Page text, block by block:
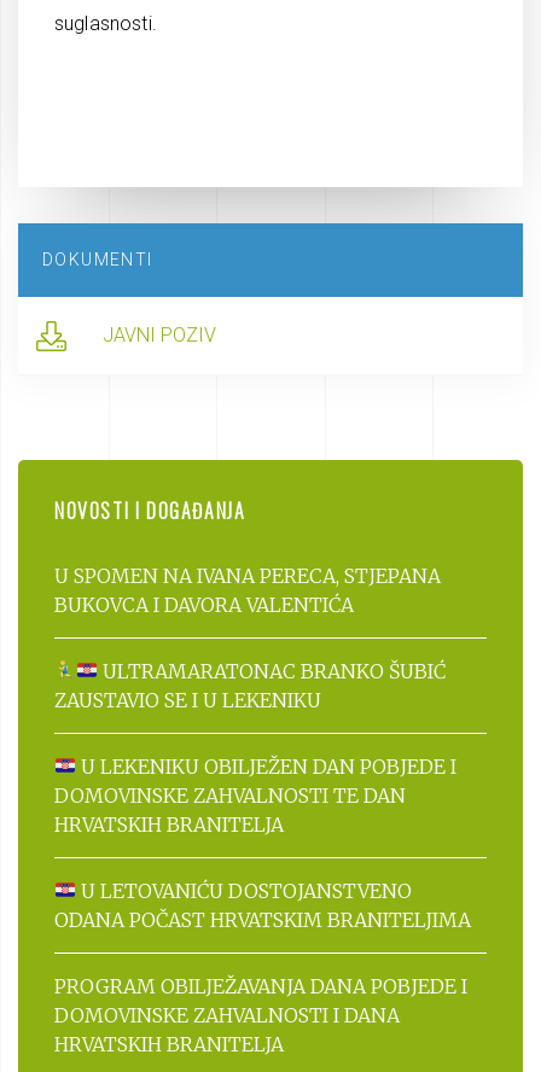
suglasnosti.
DOKUMENTI
JAVNI POZIV
NOVOSTI I DOGAĐANJA
U SPOMEN NA IVANA PERECA, STJEPANA
BUKOVCA I DAVORA VALENTIĆA
ULTRAMARATONAC BRANKO ŠUBIĆ
ZAUSTAVIO SE I U LEKENIKU
U LEKENIKU OBILJEŽEN DAN POBJEDE I
DOMOVINSKE ZAHVALNOSTI TE DAN
HRVATSKIH BRANITELJA
U LETOVANIĆU DOSTOJANSTVENO
ODANA POČAST HRVATSKIM BRANITELJIMA
PROGRAM OBILJEŽAVANJA DANA POBJEDE I
DOMOVINSKE ZAHVALNOSTI I DANA
HRVATSKIH BRANITELJA